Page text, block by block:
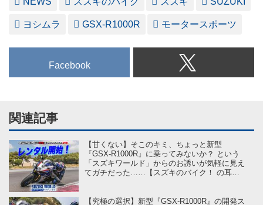
ヨシムラ GSX-R1000R モータースポーツ
Facebook
関連記事
【甘くない】そこのキミ、ちょっと新型
『GSX-R1000R』に乗ってみないか？ という
「スズキワールド」からのお誘いが気軽に見え
てガチだった……【スズキのバイク！ の耳よ
【究極の選択】新型『GSX-R1000R』の開発ス